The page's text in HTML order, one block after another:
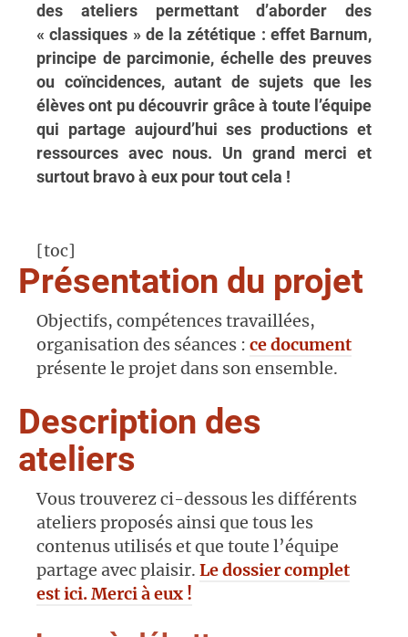
des ateliers permettant d’aborder des
« classiques » de la zététique : effet Barnum,
principe de parcimonie, échelle des preuves
ou coïncidences, autant de sujets que les
élèves ont pu découvrir grâce à toute l’équipe
qui partage aujourd’hui ses productions et
ressources avec nous. Un grand merci et
surtout bravo à eux pour tout cela !
[toc]
Présentation du projet
Objectifs, compétences travaillées,
organisation des séances : ce document
présente le projet dans son ensemble.
Description des
ateliers
Vous trouverez ci-dessous les différents
ateliers proposés ainsi que tous les
contenus utilisés et que toute l’équipe
partage avec plaisir. Le dossier complet
est ici. Merci à eux !